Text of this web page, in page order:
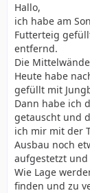
Hallo,
ich habe am
Futterteig
entfernd.
Die
Heute habe
gefüllt mit
Dann habe ich
getauscht und
ich mir mit der
Ausbau noch
aufgestetzt
Wie Lage
finden und zu